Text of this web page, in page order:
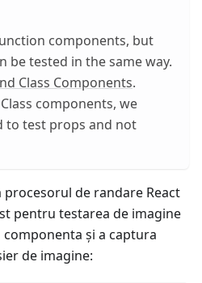
components, but
be tested in the same way.
Class Components.
components, we
to test props and not
de randare React
pentru testarea de imagine
şi a captura
de imagine: